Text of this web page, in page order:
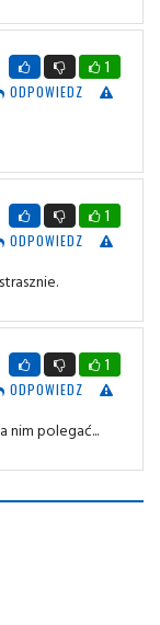
1
ODPOWIEDZ
1
ODPOWIEDZ
1
ODPOWIEDZ
nim polegać...